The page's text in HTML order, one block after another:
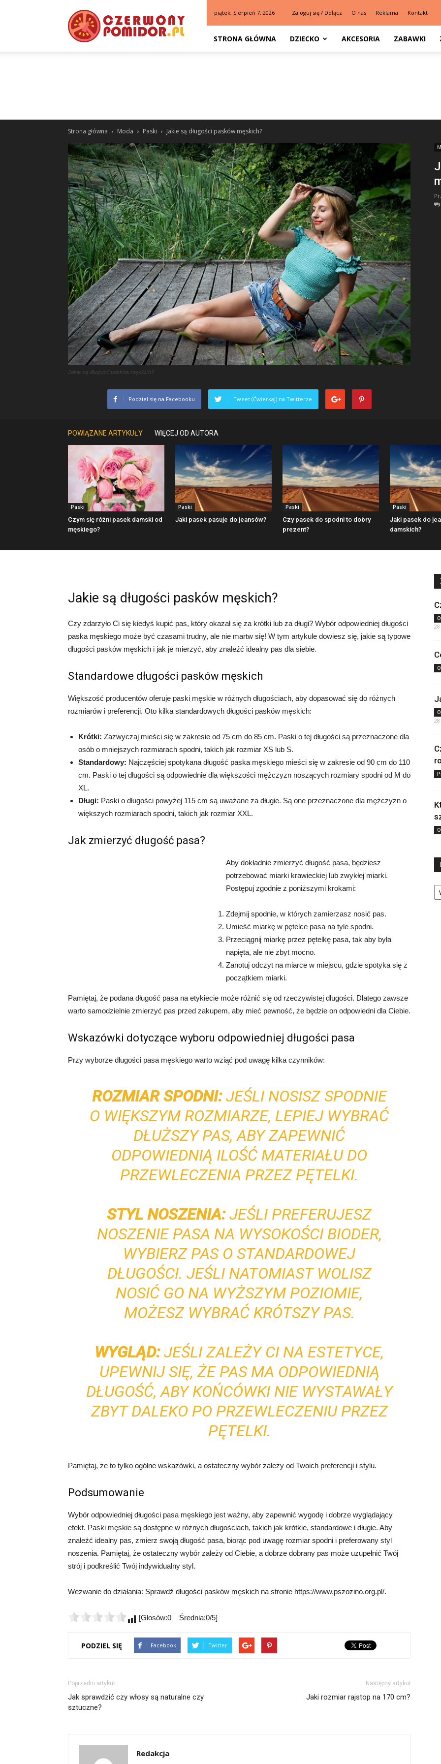
piątek, Sierpień 7, 2026 Zaloguj się / Dołącz O nas Reklama Kontakt
STRONA GŁÓWNA DZIECKO AKCESORIA ZABAWKI
Strona główna Moda Paski Jakie są długości pasków męskich?
Jakie są długości pasków męskich?
Podziel się na Facebooku Tweet (Ćwierkaj) na Twitterze
POWIĄZANE ARTYKUŁY WIĘCEJ OD AUTORA
Paski
Czym się różni pasek damski od
męskiego?
Paski
Jaki pasek pasuje do jeansów?
Paski
Czy pasek do spodni to dobry
prezent?
Paski
Jaki pasek do
damskich?
Jakie są długości pasków męskich?
Czy zdarzyło Ci się kiedyś kupić pas, który okazał się za krótki lub za długi? Wybór odpowiedniej długości
paska męskiego może być czasami trudny, ale nie martw się! W tym artykule dowiesz się, jakie są typowe
długości pasków męskich i jak je mierzyć, aby znaleźć idealny pas dla siebie.
Standardowe długości pasków męskich
Większość producentów oferuje paski męskie w różnych długościach, aby dopasować się do różnych
rozmiarów i preferencji. Oto kilka standardowych długości pasków męskich:
Krótki: Zazwyczaj mieści się w zakresie od 75 cm do 85 cm. Paski o tej długości są przeznaczone dla
osób o mniejszych rozmiarach spodni, takich jak rozmiar XS lub S.
Standardowy: Najczęściej spotykana długość paska męskiego mieści się w zakresie od 90 cm do 110
cm. Paski o tej długości są odpowiednie dla większości mężczyzn noszących rozmiary spodni od M do
XL.
Długi: Paski o długości powyżej 115 cm są uważane za długie. Są one przeznaczone dla mężczyzn o
większych rozmiarach spodni, takich jak rozmiar XXL.
Jak zmierzyć długość pasa?
Aby dokładnie zmierzyć długość pasa, będziesz
potrzebować miarki krawieckiej lub zwykłej miarki.
Postępuj zgodnie z poniższymi krokami:
Zdejmij spodnie, w których zamierzasz nosić pas.
Umieść miarkę w pętelce pasa na tyle spodni.
Przeciągnij miarkę przez pętelkę pasa, tak aby była
napięta, ale nie zbyt mocno.
Zanotuj odczyt na miarce w miejscu, gdzie spotyka się z
początkiem miarki.
Pamiętaj, że podana długość pasa na etykiecie może różnić się od rzeczywistej długości. Dlatego zawsze
warto samodzielnie zmierzyć pas przed zakupem, aby mieć pewność, że będzie on odpowiedni dla Ciebie.
Wskazówki dotyczące wyboru odpowiedniej długości pasa
Przy wyborze długości pasa męskiego warto wziąć pod uwagę kilka czynników:
ROZMIAR SPODNI:JEŚLI NOSISZ SPODNIE
O WIĘKSZYM ROZMIARZE, LEPIEJ WYBRAĆ
DŁUŻSZY PAS, ABY ZAPEWNIĆ
ODPOWIEDNIĄ ILOŚĆ MATERIAŁU DO
PRZEWLECZENIA PRZEZ PĘTELKI.
STYL NOSZENIA:JEŚLI PREFERUJESZ
NOSZENIE PASA NA WYSOKOŚCI BIODER,
WYBIERZ PAS O STANDARDOWEJ
DŁUGOŚCI. JEŚLI NATOMIAST WOLISZ
NOSIĆ GO NA WYŻSZYM POZIOMIE,
MOŻESZ WYBRAĆ KRÓTSZY PAS.
WYGLĄD:JEŚLI ZALEŻY CI NA ESTETYCE,
UPEWNIJ SIĘ, ŻE PAS MA ODPOWIEDNIĄ
DŁUGOŚĆ, ABY KOŃCÓWKI NIE WYSTAWAŁY
ZBYT DALEKO PO PRZEWLECZENIU PRZEZ
PĘTELKI.
Pamiętaj, że to tylko ogólne wskazówki, a ostateczny wybór zależy od Twoich preferencji i stylu.
Podsumowanie
Wybór odpowiedniej długości pasa męskiego jest ważny, aby zapewnić wygodę i dobrze wyglądający
efekt. Paski męskie są dostępne w różnych długościach, takich jak krótkie, standardowe i długie. Aby
znaleźć idealny pas, zmierz swoją długość pasa, biorąc pod uwagę rozmiar spodni i preferowany styl
noszenia. Pamiętaj, że ostateczny wybór zależy od Ciebie, a dobrze dobrany pas może uzupełnić Twój
strój i podkreślić Twój indywidualny styl.
Wezwanie do działania: Sprawdź długości pasków męskich na stronie https://www.pszozino.org.pl/.
[Głosów:0 Średnia:0/5]
PODZIEL SIĘ Facebook Twitter
Poprzedni artykuł
Jak sprawdzić czy włosy są naturalne czy
sztuczne?
Następny artykuł
Jaki rozmiar rajstop na 170 cm?
Redakcja